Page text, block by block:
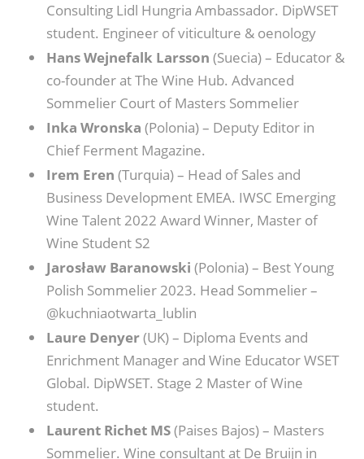
Consulting Lidl Hungria Ambassador. DipWSET
student. Engineer of viticulture & oenology
Hans Wejnefalk Larsson (Suecia) – Educator &
co-founder at The Wine Hub. Advanced
Sommelier Court of Masters Sommelier
Inka Wronska (Polonia) – Deputy Editor in
Chief Ferment Magazine.
Irem Eren (Turquia) – Head of Sales and
Business Development EMEA. IWSC Emerging
Wine Talent 2022 Award Winner, Master of
Wine Student S2
Jarosław Baranowski (Polonia) – Best Young
Polish Sommelier 2023. Head Sommelier –
@kuchniaotwarta_lublin
Laure Denyer(UK) – Diploma Events and
Enrichment Manager and Wine Educator WSET
Global. DipWSET. Stage 2 Master of Wine
student.
Laurent Richet MS(Paises Bajos) – Masters
Sommelier. Wine consultant at De Bruijn in